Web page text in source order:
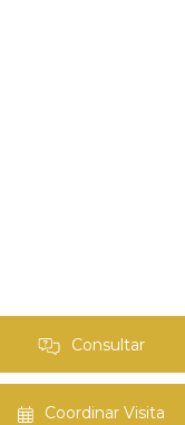
Consultar
Coordinar Visita